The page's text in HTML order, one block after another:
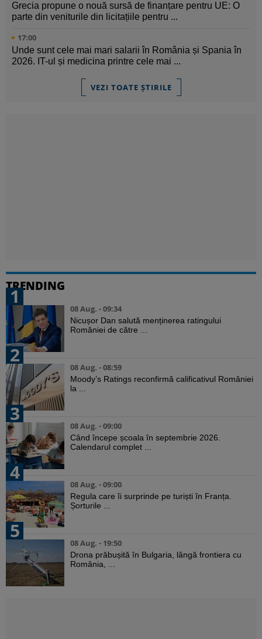
Grecia propune o nouă sursă de finanțare pentru UE: O
parte din veniturile din licitațiile pentru ...
17:00
Unde sunt cele mai mari salarii în România și Spania în
2026. IT-ul și medicina printre cele mai ...
VEZI TOATE ȘTIRILE
TRENDING
1
08 Aug. - 09:34
Nicușor Dan salută menținerea ratingului
României de către ...
2
08 Aug. - 08:59
Moody’s Ratings reconfirmă calificativul României
la ...
3
08 Aug. - 09:00
Când începe școala în septembrie 2026.
Calendarul complet ...
4
08 Aug. - 09:00
Regula care îi surprinde pe turiști în Franța.
Șorturile ...
5
08 Aug. - 19:50
Drona prăbușită în Bulgaria, lângă frontiera cu
România, ...